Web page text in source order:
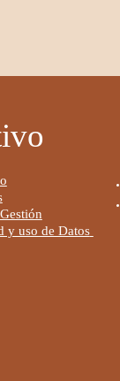
y uso de Datos